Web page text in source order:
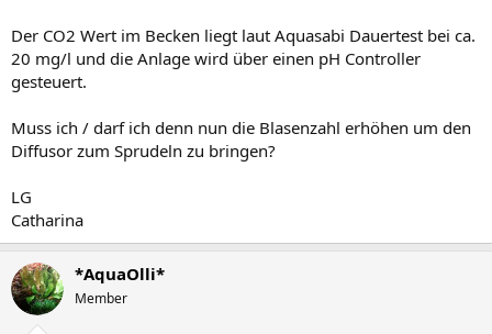
Der CO2 Wert im Becken liegt laut Aquasabi Dauertest bei ca.
20 mg/l und die Anlage wird über einen pH Controller
gesteuert.
Muss ich / darf ich denn nun die Blasenzahl erhöhen um den
Diffusor zum Sprudeln zu bringen?
LG
Catharina
*AquaOlli*
Member